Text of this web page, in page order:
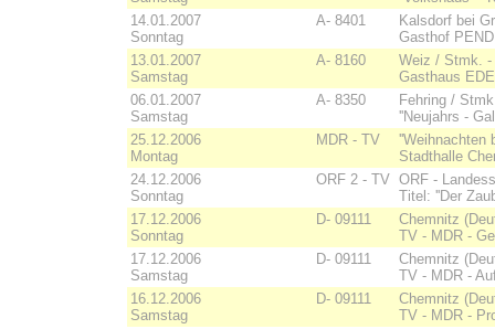
14.01.2007
Sonntag
A- 8401
Kalsdorf bei
Gasthof
13.01.2007
Samstag
A- 8160
Weiz / Stmk. -
Gasthaus
06.01.2007
Samstag
A- 8350
Fehring /
''Neujahrs -
25.12.2006
Montag
MDR - TV
''Weihnachten
Stadthalle
24.12.2006
Sonntag
ORF 2 - TV ORF -
Titel: ''Der
17.12.2006
Sonntag
D- 09111
Chemnitz
TV - MDR -
17.12.2006
Samstag
D- 09111
Chemnitz
TV - MDR -
16.12.2006
Samstag
D- 09111
Chemnitz
TV - MDR -